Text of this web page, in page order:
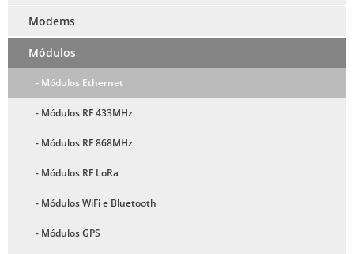
Modems
Módulos
- Módulos Ethernet
- Módulos RF 433MHz
- Módulos RF 868MHz
- Módulos RF LoRa
- Módulos WiFi e Bluetooth
- Módulos GPS